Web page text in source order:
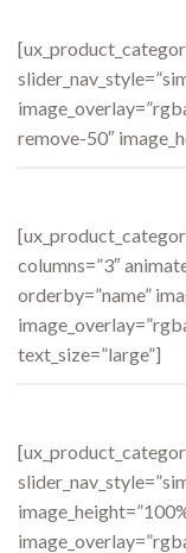
remove-50″
columns=”3″
orderby=”name”
text_size=”large”]